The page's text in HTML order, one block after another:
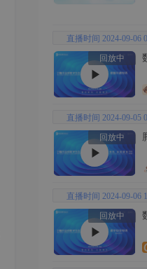
直播时间 2024-09-06
回放中
直播时间 2024-09-05
回放中
直播时间 2024-09-06
回放中